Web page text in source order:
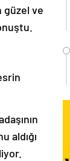
güzel ve
aldığı